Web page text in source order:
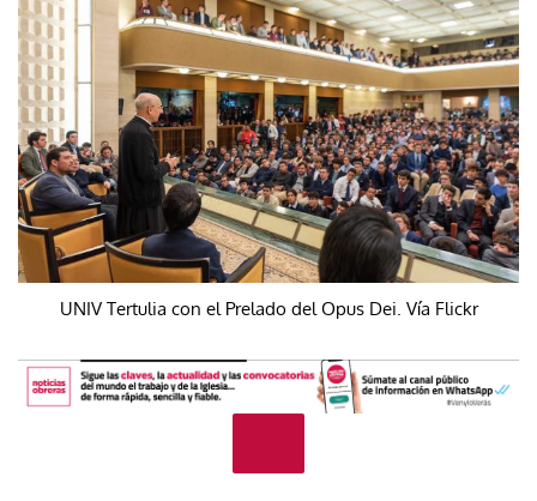
UNIV Tertulia con el Prelado del Opus Dei. Vía Flickr